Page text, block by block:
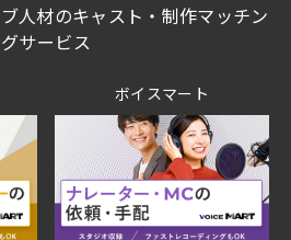
人材のキャスト・制作マッチン
グサービス
ボイスマート